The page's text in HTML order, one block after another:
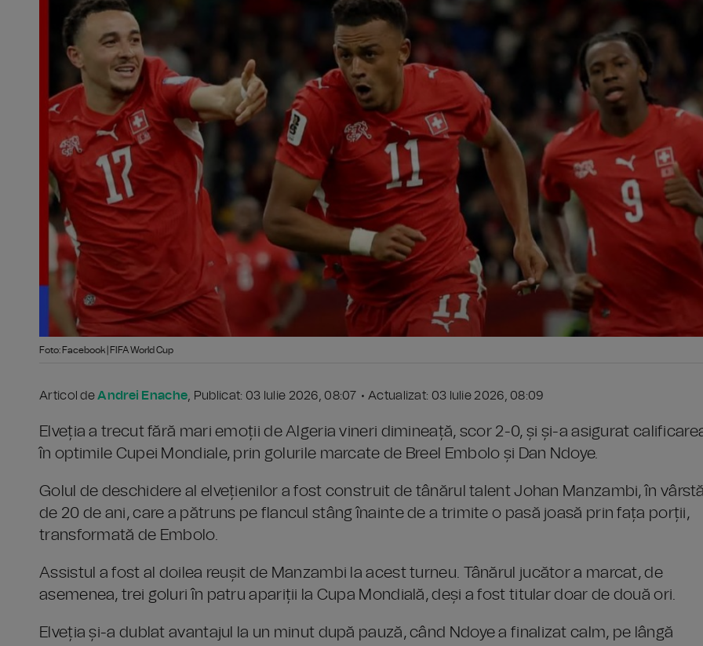
Foto: Facebook | FIFA World Cup
Articol deAndrei Enache, Publicat: 03 Iulie 2026, 08:07 • Actualizat: 03 Iulie 2026, 08:09
Elveția a trecut fără mari emoții de Algeria vineri dimineață, scor 2-0, și și-a asigurat
în optimile Cupei Mondiale, prin golurile marcate de Breel Embolo și Dan Ndoye.
Golul de deschidere al elvețienilor a fost construit de tânărul talent Johan Manzambi, în vârstă
de 20 de ani, care a pătruns pe flancul stâng înainte de a trimite o pasă joasă prin fața porții,
transformată de Embolo.
Assistul a fost al doilea reușit de Manzambi la acest turneu. Tânărul jucător a marcat, de
asemenea, trei goluri în patru apariții la Cupa Mondială, deși a fost titular doar de două ori.
Elveția și-a dublat avantajul la un minut după pauză, când Ndoye a finalizat calm, pe lângă